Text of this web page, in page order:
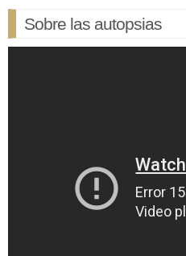
Sobre las autopsias